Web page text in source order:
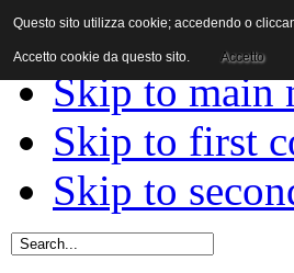
Skip to
Skip to main
Skip to first
Skip to
Questo sito utilizza cookie; accedendo o
Accetto cookie da questo sito. Accetto